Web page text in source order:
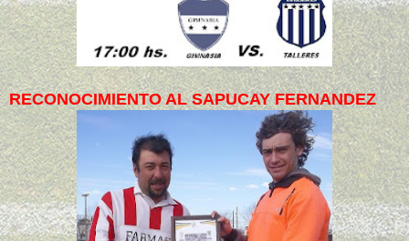
RECONOCIMIENTO AL SAPUCAY FERNANDEZ